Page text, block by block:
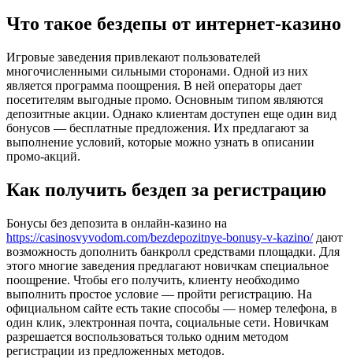
Что такое бездепы от интернет-казино
Игровые заведения привлекают пользователей
многочисленными сильными сторонами. Одной из них
является программа поощрения. В ней операторы дает
посетителям выгодные промо. Основным типом являются
депозитные акции. Однако клиентам доступен еще один вид
бонусов — бесплатные предложения. Их предлагают за
выполнение условий, которые можно узнать в описании
промо-акций.
Как получить бездеп за регистрацию
Бонусы без депозита в онлайн-казино на
https://casinosvyvodom.com/bezdepozitnye-bonusy-v-kazino/дают
возможность дополнить банкролл средствами площадки. Для
этого многие заведения предлагают новичкам специальное
поощрение. Чтобы его получить, клиенту необходимо
выполнить простое условие — пройти регистрацию. На
официальном сайте есть такие способы — номер телефона, в
один клик, электронная почта, социальные сети. Новичкам
разрешается воспользоваться только одним методом
регистрации из предложенных методов.